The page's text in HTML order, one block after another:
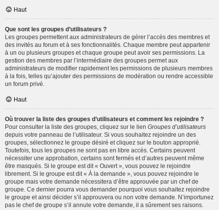
Haut
Que sont les groupes d’utilisateurs ?
Les groupes permettent aux administrateurs de gérer l’accès des membres et
des invités au forum et à ses fonctionnalités. Chaque membre peut appartenir
à un ou plusieurs groupes et chaque groupe peut avoir ses permissions. La
gestion des membres par l’intermédiaire des groupes permet aux
administrateurs de modifier rapidement les permissions de plusieurs membres
à la fois, telles qu’ajouter des permissions de modération ou rendre accessible
un forum privé.
Haut
Où trouver la liste des groupes d’utilisateurs et comment les rejoindre ?
Pour consulter la liste des groupes, cliquez sur le lien Groupes d’utilisateurs
depuis votre panneau de l’utilisateur. Si vous souhaitez rejoindre un des
groupes, sélectionnez le groupe désiré et cliquez sur le bouton approprié.
Toutefois, tous les groupes ne sont pas en libre accès. Certains peuvent
nécessiter une approbation, certains sont fermés et d’autres peuvent même
être masqués. Si le groupe est dit « Ouvert », vous pouvez le rejoindre
librement. Si le groupe est dit « À la demande », vous pouvez rejoindre le
groupe mais votre demande nécessitera d’être approuvée par un chef de
groupe. Ce dernier pourra vous demander pourquoi vous souhaitez rejoindre
le groupe et ainsi décider s’il approuvera ou non votre demande. N’importunez
pas le chef de groupe s’il annule votre demande, il a sûrement ses raisons.